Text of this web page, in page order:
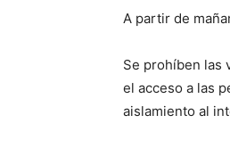
A partir de
Se prohíben las
el acceso a las
aislamiento al